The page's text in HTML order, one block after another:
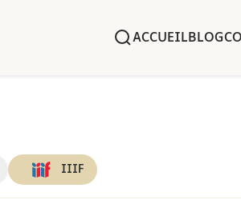
ACCUEIL BLOG
IIIF